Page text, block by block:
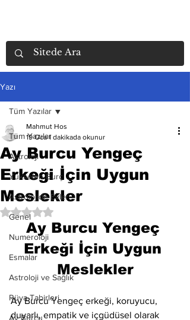
Yazı
Tüm Yazılar
Astroloji
Yükselen Burç
Astrolojide Evler
Genel
Numeroloji
Esmalar
Astroloji ve Sağlık
Rüya Tabirleri
Ay Burcu
Tüm Yazılar
Ay Burcu Yengeç
Erkeği İçin Uygun
Meslekler
Mahmut Hos
19 Oca 1 dakikada okunur
5 üzerinden NaN yıldız
Ay Burcu Yengeç
Erkeği İçin Uygun
Meslekler
Ay Burcu Yengeç erkeği, koruyucu,
duyarlı, empatik ve içgüdüsel olarak